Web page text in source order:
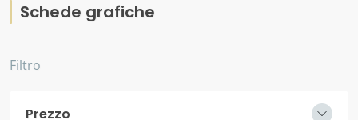
Schede grafiche
Filtro
Prezzo